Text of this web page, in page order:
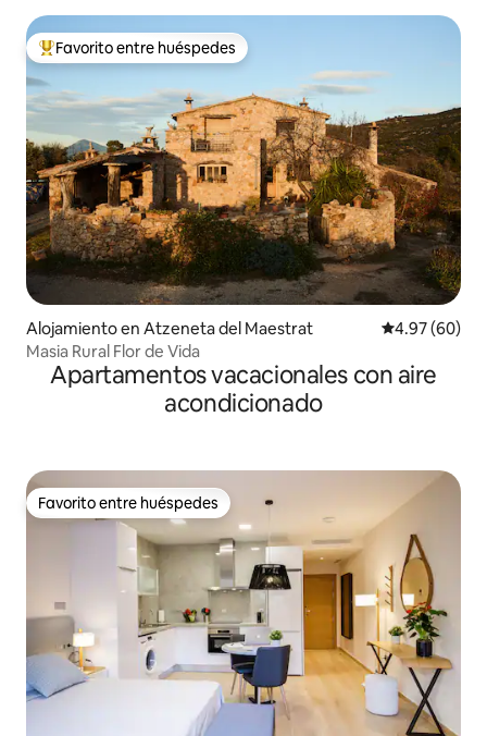
Favorito entre huéspedes preferido
Favorito entre huéspedes
Alojamiento en Atzeneta del Maestrat Calificación
4.97 (60)
Masia Rural Flor de Vida
Apartamentos vacacionales con aire
acondicionado
Favorito entre huéspedes
Favorito entre huéspedes